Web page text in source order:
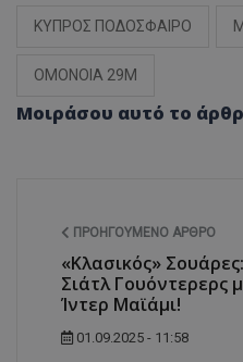
ΚΥΠΡΟΣ ΠΟΔΟΣΦΑΙΡΟ
ΟΜΟΝΟΙΑ 29Μ
Μοιράσου αυτό το
ΠΡΟΗΓΟΎΜΕΝΟ ΆΡΘΡΟ
«Κλασικός»
Σιάτλ Γουόντερερς
Ίντερ Μαϊάμι!
01.09.2025 - 11:58